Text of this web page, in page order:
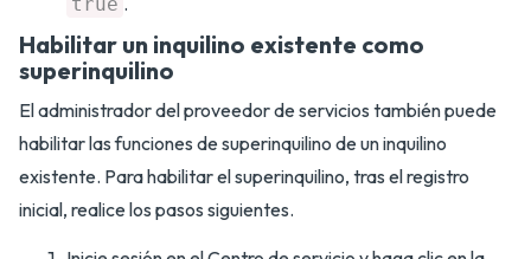
Habilitar un inquilino existente como
superinquilino
El administrador del proveedor de servicios también puede
habilitar las funciones de superinquilino de un inquilino
existente. Para habilitar el superinquilino, tras el registro
inicial, realice los pasos siguientes.